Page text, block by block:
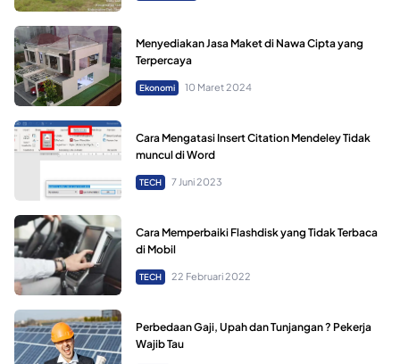
Menyediakan Jasa Maket di Nawa Cipta yang
Terpercaya
Ekonomi 10 Maret 2024
Cara Mengatasi Insert Citation Mendeley Tidak
muncul di Word
TECH 7 Juni 2023
Cara Memperbaiki Flashdisk yang Tidak Terbaca
di Mobil
TECH 22 Februari 2022
Perbedaan Gaji, Upah dan Tunjangan ? Pekerja
Wajib Tau